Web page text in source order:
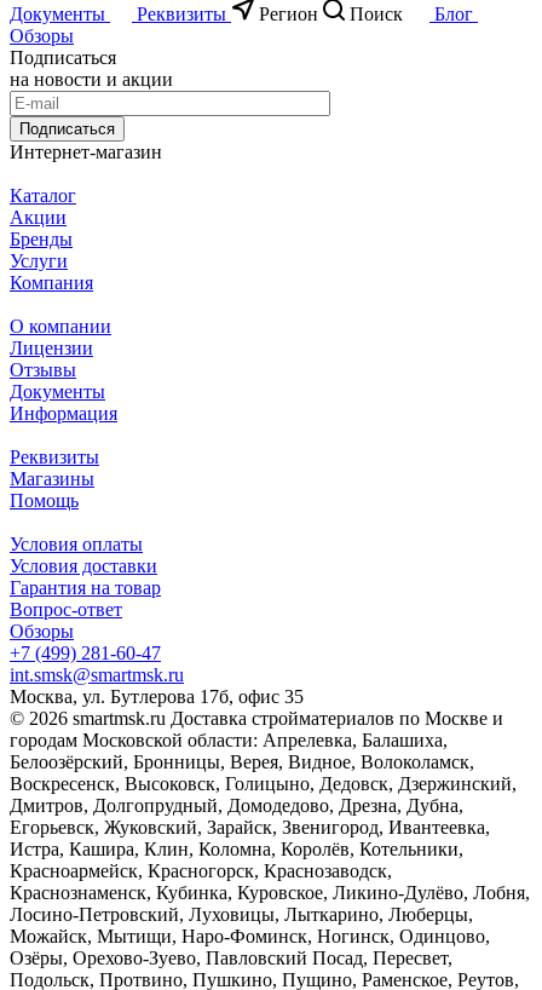
Документы
Реквизиты Регион Поиск
Блог
Обзоры
Подписаться
на новости и акции
Подписаться
Интернет-магазин
Каталог
Акции
Бренды
Услуги
Компания
О компании
Лицензии
Отзывы
Документы
Информация
Реквизиты
Магазины
Помощь
Условия оплаты
Условия доставки
Гарантия на товар
Вопрос-ответ
Обзоры
+7 (499) 281-60-47
int.smsk@smartmsk.ru
Москва, ул. Бутлерова 17б, офис 35
© 2026 smartmsk.ru Доставка стройматериалов по Москве и
городам Московской области: Апрелевка, Балашиха,
Белоозёрский, Бронницы, Верея, Видное, Волоколамск,
Воскресенск, Высоковск, Голицыно, Дедовск, Дзержинский,
Дмитров, Долгопрудный, Домодедово, Дрезна, Дубна,
Егорьевск, Жуковский, Зарайск, Звенигород, Ивантеевка,
Истра, Кашира, Клин, Коломна, Королёв, Котельники,
Красноармейск, Красногорск, Краснозаводск,
Краснознаменск, Кубинка, Куровское, Ликино-Дулёво, Лобня,
Лосино-Петровский, Луховицы, Лыткарино, Люберцы,
Можайск, Мытищи, Наро-Фоминск, Ногинск, Одинцово,
Озёры, Орехово-Зуево, Павловский Посад, Пересвет,
Подольск, Протвино, Пушкино, Пущино, Раменское, Реутов,